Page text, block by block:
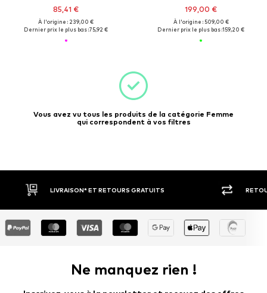
85,41 €
À l'origine : 239,00 €
Dernier prix le plus bas :75,92 €
199,00 €
À l'origine : 509,00 €
Dernier prix le plus bas :159,20 €
Vous avez vu tous les produits de la catégorie Femme
qui correspondent à vos filtres
LIVRAISON* ET RETOURS GRATUITS RETOUR
Ne manquez rien !